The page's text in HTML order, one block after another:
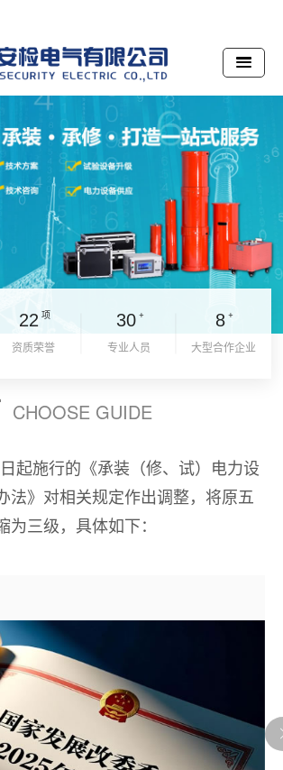
22 项
资质荣誉
30 +
专业人员
8 +
大型合作企业
CHOOSE GUIDE
起施行的《承装（修、试）电力设
法》对相关规定作出调整，将原五
三级，具体如下：